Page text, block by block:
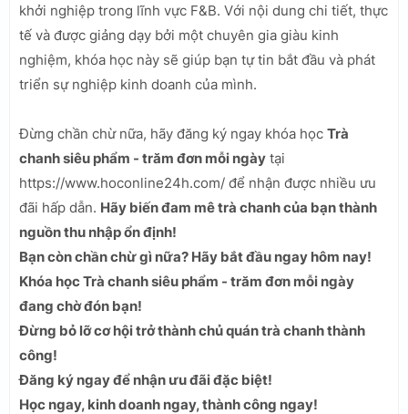
khởi nghiệp trong lĩnh vực F&B. Với nội dung chi tiết, thực
tế và được giảng dạy bởi một chuyên gia giàu kinh
nghiệm, khóa học này sẽ giúp bạn tự tin bắt đầu và phát
triển sự nghiệp kinh doanh của mình.
Đừng chần chừ nữa, hãy đăng ký ngay khóa học Trà
chanh siêu phẩm - trăm đơn mỗi ngày tại
https://www.hoconline24h.com/ để nhận được nhiều ưu
đãi hấp dẫn. Hãy biến đam mê trà chanh của bạn thành
nguồn thu nhập ổn định!
Bạn còn chần chừ gì nữa? Hãy bắt đầu ngay hôm nay!
Khóa học Trà chanh siêu phẩm - trăm đơn mỗi ngày
đang chờ đón bạn!
Đừng bỏ lỡ cơ hội trở thành chủ quán trà chanh thành
công!
Đăng ký ngay để nhận ưu đãi đặc biệt!
Học ngay, kinh doanh ngay, thành công ngay!